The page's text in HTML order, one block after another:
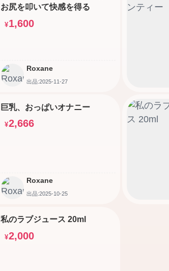
お尻を叩いて快感を得る
¥1,600
Roxane
出品:2025-11-27
巨乳、おっぱいオナニー
¥2,666
Roxane
出品:2025-10-25
私のラブジュース 20ml
¥2,000